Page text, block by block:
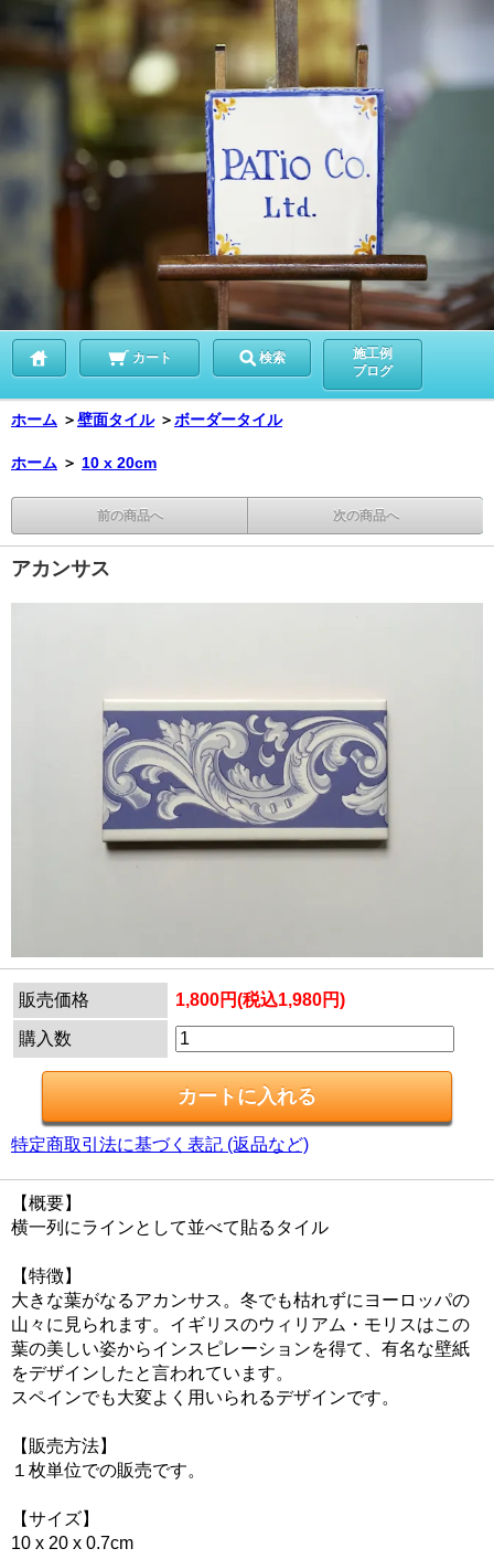
カート 検索
施工例
ブログ
ホーム ＞壁面タイル ＞ボーダータイル
ホーム ＞ 10 x 20cm
前の商品へ 次の商品へ
アカンサス
販売価格 1,800円(税込1,980円)
購入数
特定商取引法に基づく表記 (返品など)
【概要】
横一列にラインとして並べて貼るタイル
【特徴】
大きな葉がなるアカンサス。冬でも枯れずにヨーロッパの
山々に見られます。イギリスのウィリアム・モリスはこの
葉の美しい姿からインスピレーションを得て、有名な壁紙
をデザインしたと言われています。
スペインでも大変よく用いられるデザインです。
【販売方法】
１枚単位での販売です。
【サイズ】
10 x 20 x 0.7cm